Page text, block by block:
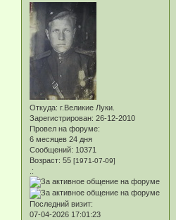
Откуда: г.Великие Луки.
Зарегистрирован: 26-12-2010
Провел на форуме:
6 месяцев 24 дня
Сообщений: 10371
Возраст: 55 [1971-07-09]
.:
Последний визит:
07-04-2026 17:01:23